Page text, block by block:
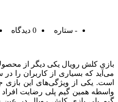
- ستاره 0 دیدگاه
بازی کلش رویال یکی دیگر از
می‌آید که بسیاری از کاربران را
است. یکی از ویژگی‌های این
واسطه همین گیم پلی رضایت